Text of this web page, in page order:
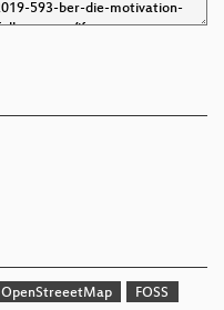
OpenStreeetMap FOSS